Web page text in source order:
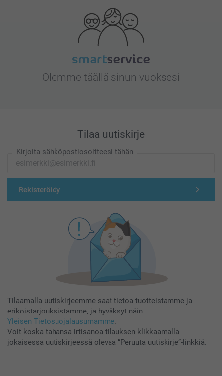
Olemme täällä sinun vuoksesi
Tilaa uutiskirje
Kirjoita sähköpostiosoitteesi tähän
Rekisteröidy
Tilaamalla uutiskirjeemme saat tietoa tuotteistamme ja
erikoistarjouksistamme, ja hyväksyt näin
Yleisen Tietosuojalausumamme.
Voit koska tahansa irtisanoa tilauksen klikkaamalla
jokaisessa uutiskirjeessä olevaa “Peruuta uutiskirje”-linkkiä.